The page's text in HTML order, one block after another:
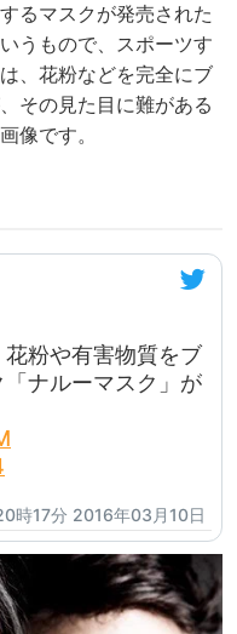
るマスクが発売された
うもので、スポーツす
、花粉などを完全にブ
その見た目に難がある
像です。
粉や有害物質をブ
ナルーマスク」が
時17分 2016年03月10日